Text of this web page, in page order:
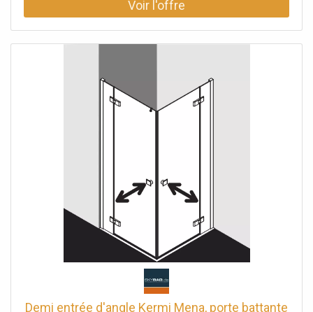
champs fixes Combinaison avec entrée d'angle LI 2CR / L,
mates Joints et connexions pour seuil en chrome
Possibilité de réglage pour chaque profil de mur 25 mm
Joint profilé avec mécanisme de levage-abaissement
serviettes transparent testé selon DIN EN 14428 (CE) et
PPP 53005 (TÜV / GS) la pente horizontale peut être max.
Demi entrée d'angle Kermi Mena, porte battante